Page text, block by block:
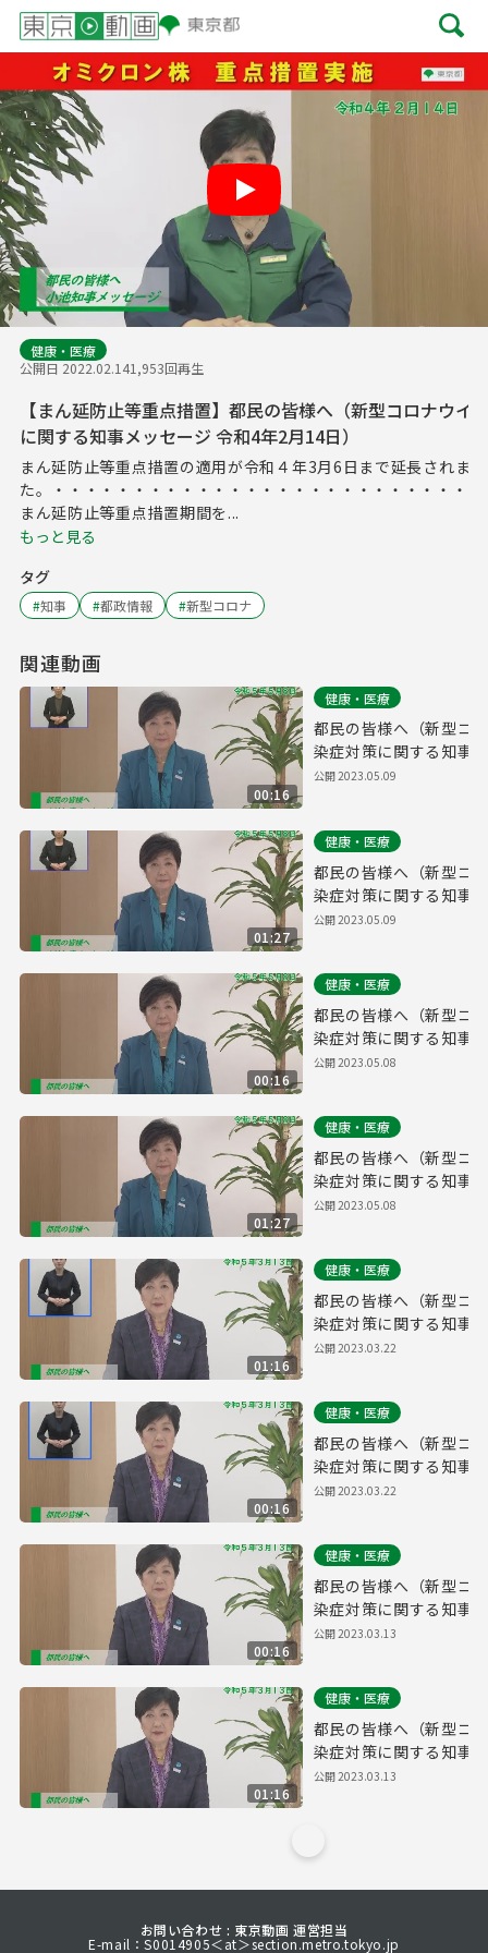
Play
健康・医療
公開日 2022.02.141,953回再生
【まん延防止等重点措置】都民の皆様へ（新型コロナウイ
に関する知事メッセージ 令和4年2月14日）
まん延防止等重点措置の適用が令和４年3月6日まで延長されまし
た。・・・・・・・・・・・・・・・・・・・・・・・・・・
まん延防止等重点措置期間を...
もっと見る
タグ
#知事 #都政情報 #新型コロナ
関連動画
00:16
健康・医療
都民の皆様へ（新型コ
染症対策に関する知事
手話付き 令和5年5月8
公開2023.05.09
01:27
健康・医療
都民の皆様へ（新型コ
染症対策に関する知事
付き 令和5年5月8日）
公開2023.05.09
00:16
健康・医療
都民の皆様へ（新型コ
染症対策に関する知事
版 令和5年5月8日）
公開2023.05.08
01:27
健康・医療
都民の皆様へ（新型コ
染症対策に関する知事
5年5月8日）
公開2023.05.08
01:16
健康・医療
都民の皆様へ（新型コ
染症対策に関する知事
付き 令和5年3月13日）
公開2023.03.22
00:16
健康・医療
都民の皆様へ（新型コ
染症対策に関する知事
手話付き 令和5年3月13
公開2023.03.22
00:16
健康・医療
都民の皆様へ（新型コ
染症対策に関する知事
版 令和5年3月13日）
公開2023.03.13
01:16
健康・医療
都民の皆様へ（新型コ
染症対策に関する知事
5年3月13日）
公開2023.03.13
お問い合わせ : 東京動画 運営担当
E-mail：S0014905＜at＞section.metro.tokyo.jp